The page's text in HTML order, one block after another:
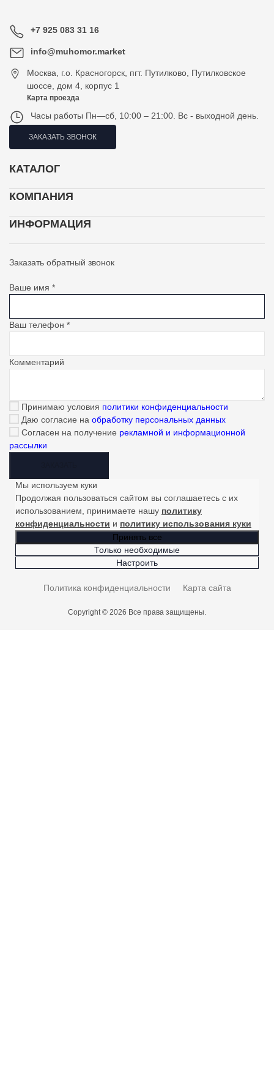
+7 925 083 31 16
info@muhomor.market
Москва
г.о. Красногорск, пгт. Путилково, Путилковское
шоссе, дом 4, корпус 1
Карта проезда
Часы работы Пн—сб, 10:00 – 21:00. Вс - выходной день.
ЗАКАЗАТЬ ЗВОНОК
КАТАЛОГ
КОМПАНИЯ
ИНФОРМАЦИЯ
Заказать обратный звонок
Ваше имя *
Ваш телефон *
Комментарий
Принимаю условия политики конфиденциальности
Даю согласие на обработку персональных данных
Согласен на получение рекламной и информационной
рассылки
Мы используем куки
Продолжая пользоваться сайтом вы соглашаетесь с их
использованием, принимаете нашу политику
конфиденциальности и политику использования куки
Принять все
Только необходимые
Настроить
Политика конфиденциальности Карта сайта
Copyright © 2026 Все права защищены.